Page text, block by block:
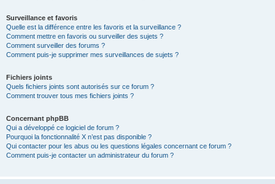
Surveillance et favoris
Quelle est la différence entre les favoris et la surveillance ?
Comment mettre en favoris ou surveiller des sujets ?
Comment surveiller des forums ?
Comment puis-je supprimer mes surveillances de sujets ?
Fichiers joints
Quels fichiers joints sont autorisés sur ce forum ?
Comment trouver tous mes fichiers joints ?
Concernant phpBB
Qui a développé ce logiciel de forum ?
Pourquoi la fonctionnalité X n’est pas disponible ?
Qui contacter pour les abus ou les questions légales concernant ce forum ?
Comment puis-je contacter un administrateur du forum ?